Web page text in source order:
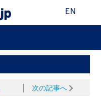
EN
次の記事へ